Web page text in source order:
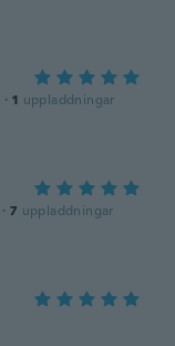
· 1 uppladdningar
· 7 uppladdningar